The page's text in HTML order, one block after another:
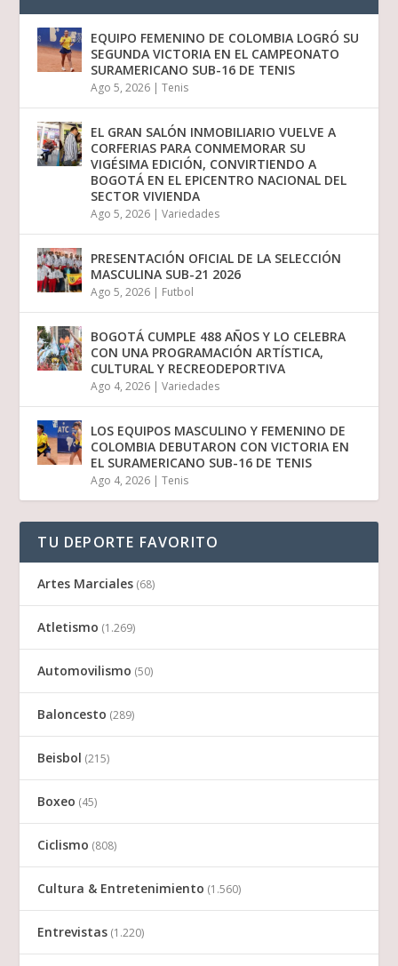
EQUIPO FEMENINO DE COLOMBIA LOGRÓ SU
SEGUNDA VICTORIA EN EL CAMPEONATO
SURAMERICANO SUB-16 DE TENIS
Ago 5, 2026 |Tenis
EL GRAN SALÓN INMOBILIARIO VUELVE A
CORFERIAS PARA CONMEMORAR SU
VIGÉSIMA EDICIÓN, CONVIRTIENDO A
BOGOTÁ EN EL EPICENTRO NACIONAL DEL
SECTOR VIVIENDA
Ago 5, 2026 |Variedades
PRESENTACIÓN OFICIAL DE LA SELECCIÓN
MASCULINA SUB-21 2026
Ago 5, 2026 | Futbol
BOGOTÁ CUMPLE 488 AÑOS Y LO CELEBRA
CON UNA PROGRAMACIÓN ARTÍSTICA,
CULTURAL Y RECREODEPORTIVA
Ago 4, 2026 |Variedades
LOS EQUIPOS MASCULINO Y FEMENINO DE
COLOMBIA DEBUTARON CON VICTORIA EN
EL SURAMERICANO SUB-16 DE TENIS
Ago 4, 2026 |Tenis
TU DEPORTE FAVORITO
Artes Marciales (68)
Atletismo (1.269)
Automovilismo (50)
Baloncesto (289)
Beisbol (215)
Boxeo (45)
Ciclismo (808)
Cultura & Entretenimiento (1.560)
Entrevistas (1.220)